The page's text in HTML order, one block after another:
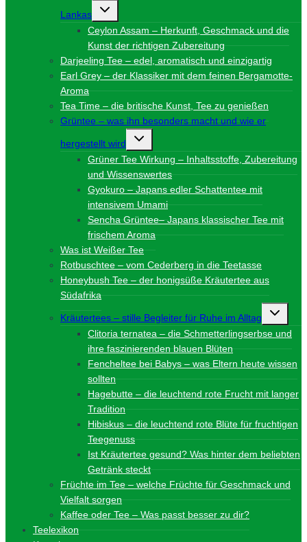
Lankas
Untermenü
Ceylon Assam – Herkunft, Geschmack und die
Kunst der richtigen Zubereitung
Darjeeling Tee – edel, aromatisch und einzigartig
Earl Grey – der Klassiker mit dem feinen Bergamotte-
Aroma
Tea Time – die britische Kunst, Tee zu genießen
Grüntee – was ihn besonders macht und wie er
hergestellt wird
Untermenü
Grüner Tee Wirkung – Inhaltsstoffe, Zubereitung
und Wissenswertes
Gyokuro – Japans edler Schattentee mit
intensivem Umami
Sencha Grüntee– Japans klassischer Tee mit
frischem Aroma
Was ist Weißer Tee
Rotbuschtee – vom Cederberg in die Teetasse
Honeybush Tee – der honigsüße Kräutertee aus
Südafrika
Kräutertees – stille Begleiter für Ruhe im Alltag
Clitoria ternatea – die Schmetterlingserbse und
ihre faszinierenden blauen Blüten
Fencheltee bei Babys – was Eltern heute wissen
sollten
Hagebutte – die leuchtend rote Frucht mit langer
Tradition
Hibiskus – die leuchtend rote Blüte für fruchtigen
Teegenuss
Ist Kräutertee gesund? Was hinter dem beliebten
Getränk steckt
Früchte im Tee – welche Früchte für Geschmack und
Vielfalt sorgen
Kaffee oder Tee – Was passt besser zu dir?
Teelexikon